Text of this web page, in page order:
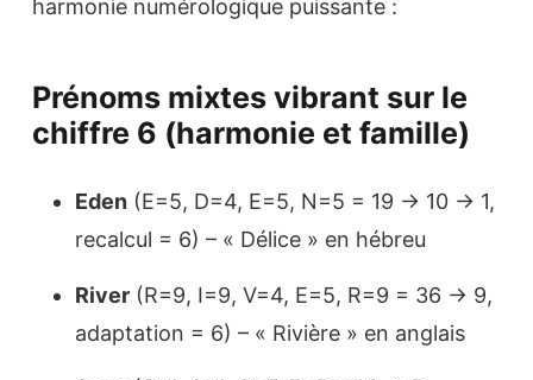
harmonie numérologique puissante :
Prénoms mixtes vibrant sur le
chiffre 6 (harmonie et famille)
Eden (E=5, D=4, E=5, N=5 = 19 → 10 → 1,
recalcul = 6) – « Délice » en hébreu
River (R=9, I=9, V=4, E=5, R=9 = 36 → 9,
adaptation = 6) – « Rivière » en anglais